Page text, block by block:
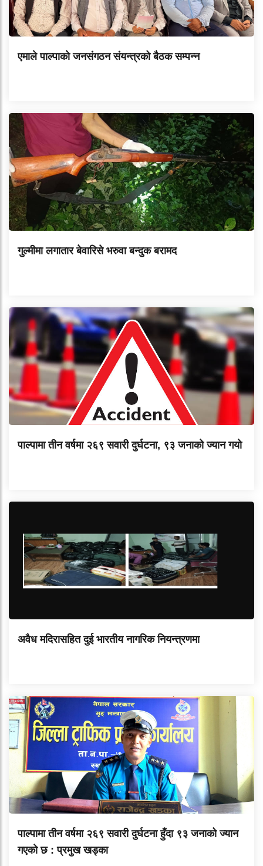
एमाले पाल्पाको जनसंगठन संयन्त्रको बैठक सम्पन्न
गुल्मीमा लगातार बेवारिसे भरुवा बन्दुक बरामद
पाल्पामा तीन वर्षमा २६९ सवारी दुर्घटना, ९३ जनाको ज्यान गयाे
अवैध मदिरासहित दुई भारतीय नागरिक नियन्त्रणमा
पाल्पामा तीन वर्षमा २६९ सवारी दुर्घटना हुँदा ९३ जनाको ज्यान
गएको छ : प्रमुख खड्का